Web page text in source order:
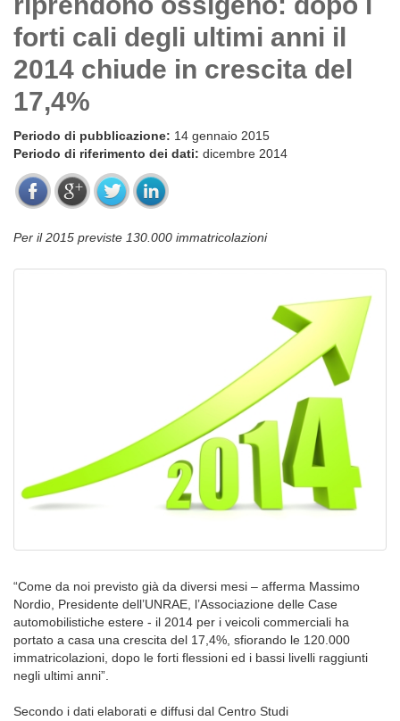
forti cali degli ultimi anni il
2014 chiude in crescita del
17,4%
Periodo di pubblicazione: 14 gennaio 2015
Periodo di riferimento dei dati: dicembre 2014
Per il 2015 previste 130.000 immatricolazioni
“Come da noi previsto già da diversi mesi – afferma Massimo
Nordio, Presidente dell’UNRAE, l’Associazione delle Case
automobilistiche estere - il 2014 per i veicoli commerciali ha
portato a casa una crescita del 17,4%, sfiorando le 120.000
immatricolazioni, dopo le forti flessioni ed i bassi livelli raggiunti
negli ultimi anni”.
Secondo i dati elaborati e diffusi dal Centro Studi